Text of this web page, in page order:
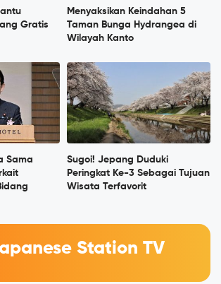
Gratis
Menyaksikan Keindahan 5
Taman Bunga Hydrangea di
Wilayah Kanto
Sama
Sugoi! Jepang Duduki
Peringkat Ke-3 Sebagai Tujuan
Wisata Terfavorit
Station TV